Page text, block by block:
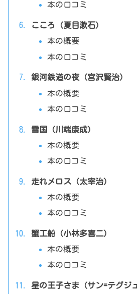
本の口コミ
こころ（夏目漱石）
本の概要
本の口コミ
銀河鉄道の夜（宮沢賢治）
本の概要
本の口コミ
雪国（川端康成）
本の概要
本の口コミ
走れメロス（太宰治）
本の概要
本の口コミ
蟹工船（小林多喜二）
本の概要
本の口コミ
星の王子さま（サン=テグジ